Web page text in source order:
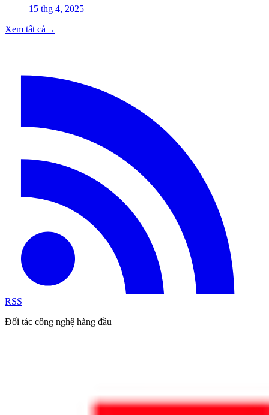
15 thg 4, 2025
Xem tất cả →
RSS
Đối tác công nghệ hàng đầu